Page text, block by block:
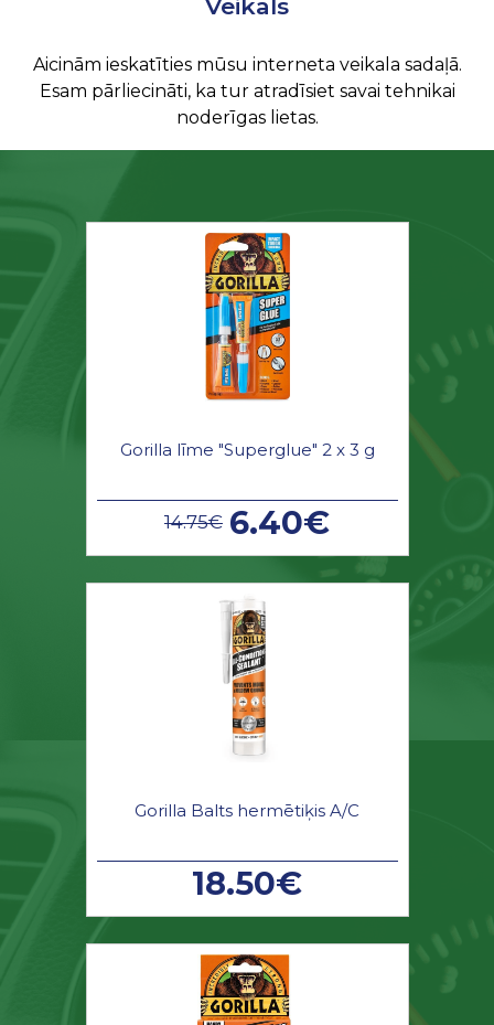
Veikals
Aicinām ieskatīties mūsu interneta veikala sadaļā.
Esam pārliecināti, ka tur atradīsiet savai tehnikai
noderīgas lietas.
Gorilla līme "Superglue" 2 x 3 g
14.75€ 6.40€
Gorilla Balts hermētiķis A/C
18.50€